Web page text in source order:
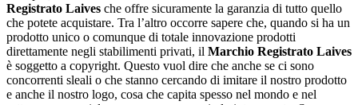
Registrato Laives che offre sicuramente la garanzia di tutto quello
che potete acquistare. Tra l’altro occorre sapere che, quando si ha un
prodotto unico o comunque di totale innovazione prodotti
direttamente negli stabilimenti privati, il Marchio Registrato Laives
è soggetto a copyright. Questo vuol dire che anche se ci sono
concorrenti sleali o che stanno cercando di imitare il nostro prodotto
e anche il nostro logo, cosa che capita spesso nel mondo e nel